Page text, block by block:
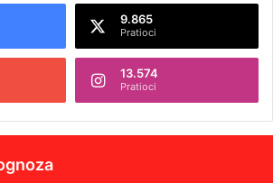
9.865
Pratioci
13.574
Pratioci